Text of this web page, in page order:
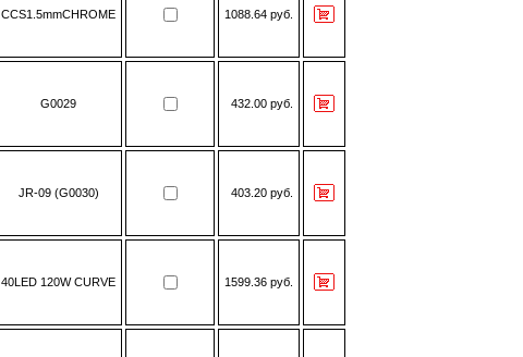
CCS1.5mmCHROME 1088.64 руб.
G0029 432.00 руб.
JR-09 (G0030) 403.20 руб.
40LED 120W CURVE 1599.36 руб.